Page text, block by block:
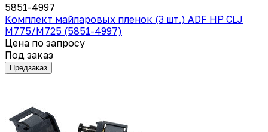
5851-4997
Комплект майларовых пленок (3 шт.) ADF HP CLJ
M775/M725 (5851-4997)
Цена по запросу
Под заказ
Предзаказ